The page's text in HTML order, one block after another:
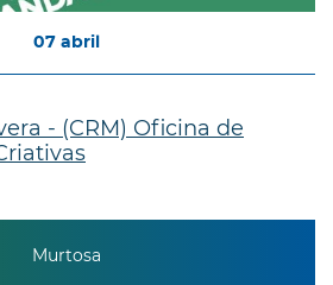
07 abril
- (CRM) Oficina de
Murtosa